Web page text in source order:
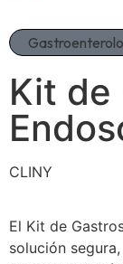
Kit de
CLINY
El Kit de
solución